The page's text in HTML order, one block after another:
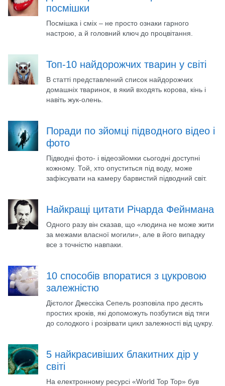
посмішки
Посмішка і сміх – не просто ознаки гарного
настрою, а й головний ключ до процвітання.
Топ-10 найдорожчих тварин у світі
В статті представлений список найдорожчих
домашніх тваринок, в який входять корова, кінь і
навіть жук-олень.
Поради по зйомці підводного відео і
фото
Підводні фото- і відеозйомки сьогодні доступні
кожному. Той, хто опуститься під воду, може
зафіксувати на камеру барвистий підводний світ.
Найкращі цитати Річарда Фейнмана
Одного разу він сказав, що «людина не може жити
за межами власної могили», але в його випадку
все з точністю навпаки.
10 способів впоратися з цукровою
залежністю
Дієтолог Джессіка Сепель розповіла про десять
простих кроків, які допоможуть позбутися від тяги
до солодкого і розірвати цикл залежності від цукру.
5 найкрасивіших блакитних дір у
світі
На електронному ресурсі «World Top Top» був